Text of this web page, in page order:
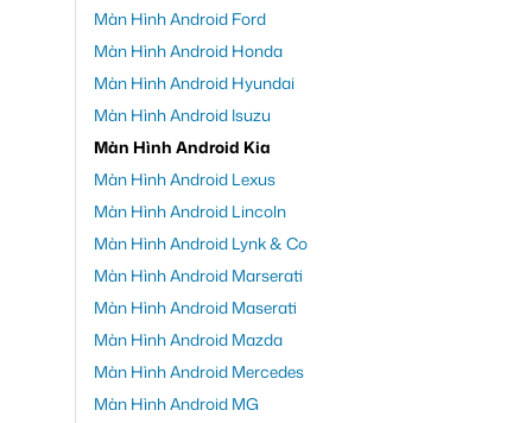
Màn Hình Android Ford
Màn Hình Android Honda
Màn Hình Android Hyundai
Màn Hình Android Isuzu
Màn Hình Android Kia
Màn Hình Android Lexus
Màn Hình Android Lincoln
Màn Hình Android Lynk & Co
Màn Hình Android Marserati
Màn Hình Android Maserati
Màn Hình Android Mazda
Màn Hình Android Mercedes
Màn Hình Android MG